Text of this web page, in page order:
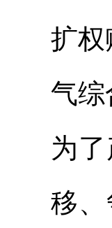
扩权
气综
为
移